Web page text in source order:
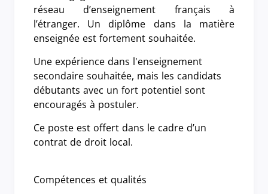
réseau d’enseignement français à
l’étranger. Un diplôme dans la matière
enseignée est fortement souhaitée.
Une expérience dans l'enseignement
secondaire souhaitée, mais les candidats
débutants avec un fort potentiel sont
encouragés à postuler.
Ce poste est offert dans le cadre d’un
contrat de droit local.
Compétences et qualités